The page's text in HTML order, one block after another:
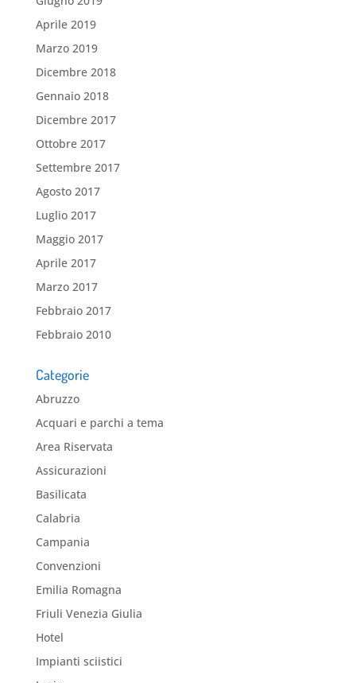
Aprile 2019
Marzo 2019
Dicembre 2018
Gennaio 2018
Dicembre 2017
Ottobre 2017
Settembre 2017
Agosto 2017
Luglio 2017
Maggio 2017
Aprile 2017
Marzo 2017
Febbraio 2017
Febbraio 2010
Categorie
Abruzzo
Acquari e parchi a tema
Area Riservata
Assicurazioni
Basilicata
Calabria
Campania
Convenzioni
Emilia Romagna
Friuli Venezia Giulia
Hotel
Impianti sciistici